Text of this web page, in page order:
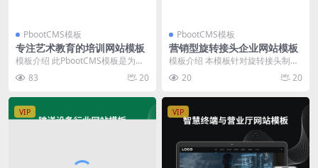
PbootCMS模板
专注艺术教育的培训网站模板
模板介绍 此PbootCMS模板是为艺
术教育和培训机构设计的，具有清
晰的布局和易...
83 20
PbootCMS模板
营销型旋转接头企业网站模板
模板介绍 本模板针对旋转接头制造
与销售企业设计，结构清晰，内容
布局紧凑，突出产品...
20 20
VIP VIP